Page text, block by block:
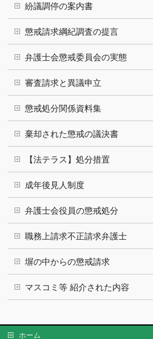
紛議調停の案内書
懲戒請求綱紀調査の提言
弁護士会懲戒委員会の実態
審査請求と異議申立
懲戒処分関係資料集
棄却された懲戒の議決書
【法テラス】処分措置
成年後見人制度
弁護士会役員の懲戒処分
職務上請求不正請求弁護士
塀の中からの懲戒請求
マスコミ等 紹介された内容
ホーム